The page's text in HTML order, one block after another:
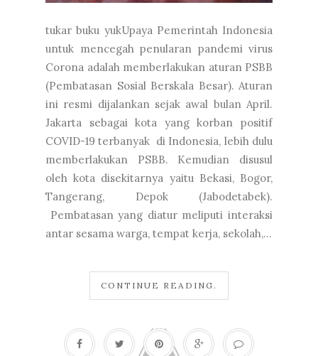
tukar buku yukUpaya Pemerintah Indonesia
untuk mencegah penularan pandemi virus
Corona adalah memberlakukan aturan PSBB
(Pembatasan Sosial Berskala Besar). Aturan
ini resmi dijalankan sejak awal bulan April.
Jakarta sebagai kota yang korban positif
COVID-19 terbanyak di Indonesia, lebih dulu
memberlakukan PSBB. Kemudian disusul
oleh kota disekitarnya yaitu Bekasi, Bogor,
Tangerang, Depok (Jabodetabek).
Pembatasan yang diatur meliputi interaksi
antar sesama warga, tempat kerja, sekolah,...
CONTINUE READING.